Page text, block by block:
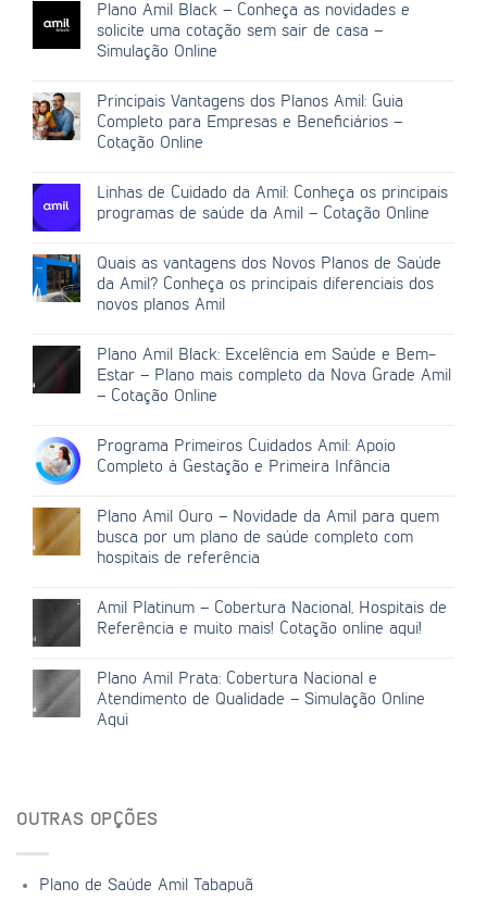
Plano Amil Black – Conheça as novidades e
solicite uma cotação sem sair de casa –
Simulação Online
Principais Vantagens dos Planos Amil: Guia
Completo para Empresas e Beneficiários –
Cotação Online
Linhas de Cuidado da Amil: Conheça os principais
programas de saúde da Amil – Cotação Online
Quais as vantagens dos Novos Planos de Saúde
da Amil? Conheça os principais diferenciais dos
novos planos Amil
Plano Amil Black: Excelência em Saúde e Bem-
Estar – Plano mais completo da Nova Grade Amil
– Cotação Online
Programa Primeiros Cuidados Amil: Apoio
Completo à Gestação e Primeira Infância
Plano Amil Ouro – Novidade da Amil para quem
busca por um plano de saúde completo com
hospitais de referência
Amil Platinum – Cobertura Nacional, Hospitais de
Referência e muito mais! Cotação online aqui!
Plano Amil Prata: Cobertura Nacional e
Atendimento de Qualidade – Simulação Online
Aqui
OUTRAS OPÇÕES
Plano de Saúde Amil Tabapuã